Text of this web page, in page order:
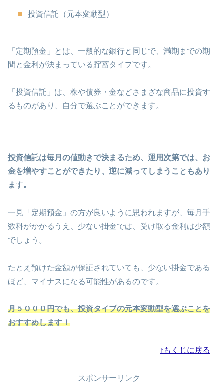
投資信託（元本変動型）
「定期預金」とは、一般的な銀行と同じで、満期までの期
間と金利が決まっている貯蓄タイプです。
「投資信託」は、株や債券・金などさまざな商品に投資す
るものがあり、自分で選ぶことができます。
投資信託は毎月の値動きで決まるため、運用次第では、お
金を増やすことができたり、逆に減ってしまうこともあり
ます。
一見「定期預金」の方が良いように思われますが、毎月手
数料がかかるうえ、少ない掛金では、受け取る金利は少額
でしょう。
たとえ預けた金額が保証されていても、少ない掛金である
ほど、マイナスになる可能性があるのです。
月５０００円でも、投資タイプの元本変動型を選ぶことを
おすすめします！
↑もくじに戻る
スポンサーリンク